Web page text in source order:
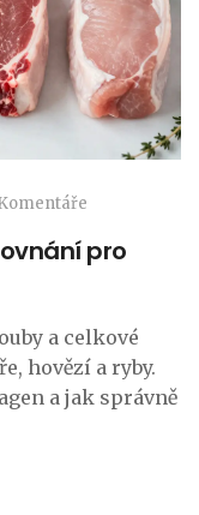
pro
a celkové
hovězí a ryby.
a jak správně